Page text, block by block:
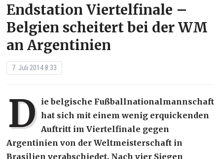
Endstation Viertelfinale –
Belgien scheitert bei der WM
an Argentinien
7. Juli 2014 8:33
D ie belgische Fußballnationalmannschaft
hat sich mit einem wenig erquickenden
Auftritt im Viertelfinale gegen
Argentinien von der Weltmeisterschaft in
Brasilien verabschiedet. Nach vier Siegen